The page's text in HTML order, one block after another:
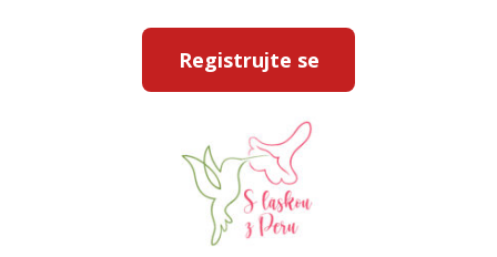
Registrujte se